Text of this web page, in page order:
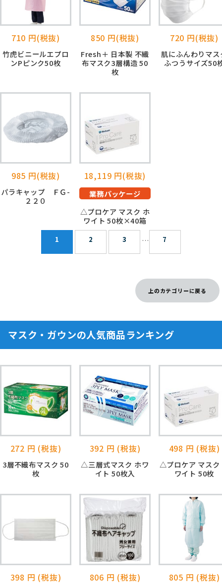
710 円(税抜)
竹虎ビニールエプロ
ンPピンク50枚
850 円(税抜)
Fresh＋ 日本製 不織
布マスク3層構造 50
枚
720 円(税抜)
肌にふんわりマス
ふつうサイズ50
985 円(税抜)
パラキャップ ＦＧ-
２２０
18,119 円(税抜)
業務パッケージ
△プロケア マスク ホ
ワイト 50枚×40箱
1 2 3 … 7
上のカテゴリーに戻る
マスク・ガウンの人気商品ランキング
272 円 (税抜)
3層不織布マスク 50
枚
392 円 (税抜)
△三層式マスク ホワ
イト 50枚入
498 円 (税抜)
△プロケア マスク
ワイト 50枚
398 円 (税抜) 806 円 (税抜) 805 円 (税抜)